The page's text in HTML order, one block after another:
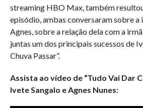
streaming HBO Max, também
episódio, ambas conversaram sobre a
Agnes, sobre a relação dela com a
juntas um dos principais sucessos de
Chuva Passar”.
Assista ao vídeo de “Tudo Vai Dar
Ivete Sangalo e Agnes Nunes: